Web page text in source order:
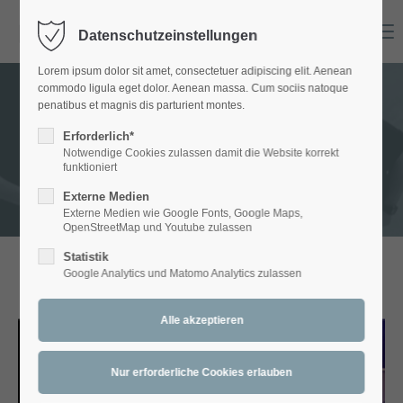
Login
Benutzername
Passwort
Anmelden
Support
Lorem ipsum dolor sit amet:
GALLERY - Bands
ARTETT
Datenschutzeinstellungen
Lorem ipsum dolor sit amet, consectetuer adipiscing elit. Aenean
commodo ligula eget dolor. Aenean massa. Cum sociis natoque
penatibus et magnis dis parturient montes.
Erforderlich*
Notwendige Cookies zulassen damit die Website korrekt
funktioniert
Externe Medien
Externe Medien wie Google Fonts, Google Maps,
OpenStreetMap und Youtube zulassen
Statistik
Google Analytics und Matomo Analytics zulassen